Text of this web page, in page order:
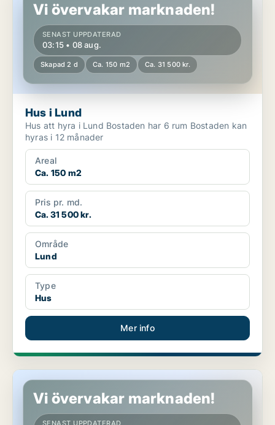
Vi övervakar marknaden!
SENAST UPPDATERAD
03:15 • 08 aug.
Skapad 2 d Ca. 150 m2 Ca. 31 500 kr.
Hus i Lund
Hus att hyra i Lund Bostaden har 6 rum Bostaden kan
hyras i 12 månader
Areal
Ca. 150 m2
Pris pr. md.
Ca. 31 500 kr.
Område
Lund
Type
Hus
Mer info
Hus i Lund
Vi övervakar marknaden!
SENAST UPPDATERAD